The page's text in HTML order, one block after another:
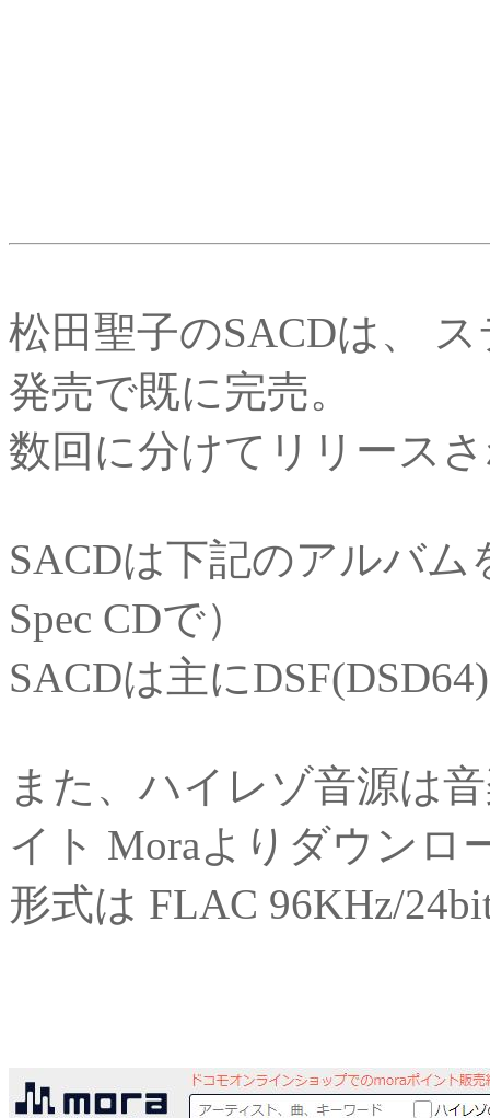
松田聖子のSACDは、
発売で既に完売。
数回に分けてリリース
SACDは下記のアルバ
Spec CDで）
SACDは主に
また、ハイレゾ音源は
イト Moraよりダウンロ
形式は FLAC 96KHz/